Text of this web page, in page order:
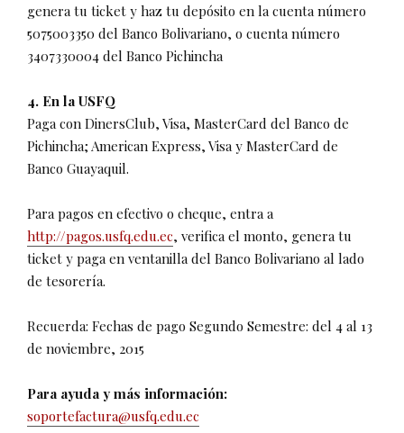
genera tu ticket y haz tu depósito en la cuenta número
5075003350 del Banco Bolivariano, o cuenta número
3407330004 del Banco Pichincha
4. En la USFQ
Paga con DinersClub, Visa, MasterCard del Banco de
Pichincha; American Express, Visa y MasterCard de
Banco Guayaquil.
Para pagos en efectivo o cheque, entra a
http://pagos.usfq.edu.ec, verifica el monto, genera tu
ticket y paga en ventanilla del Banco Bolivariano al lado
de tesorería.
Recuerda: Fechas de pago Segundo Semestre: del 4 al 13
de noviembre, 2015
Para ayuda y más información:
soportefactura@usfq.edu.ec